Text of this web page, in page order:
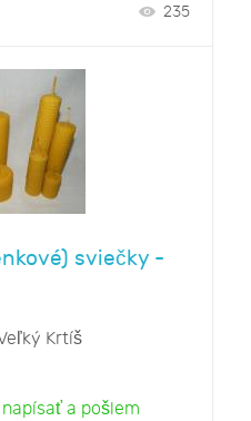
235
sviečky -
Krtíš
a pošlem